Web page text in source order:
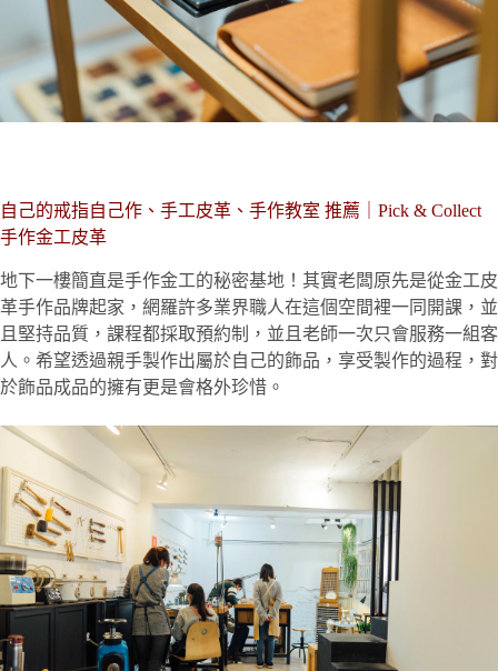
自己的戒指自己作、手工皮革、手作教室 推薦｜Pick & Collect
手作金工皮革
地下一樓簡直是手作金工的秘密基地！其實老闆原先是從金工皮
革手作品牌起家，網羅許多業界職人在這個空間裡一同開課，並
且堅持品質，課程都採取預約制，並且老師一次只會服務一組客
人。希望透過親手製作出屬於自己的飾品，享受製作的過程，對
於飾品成品的擁有更是會格外珍惜。